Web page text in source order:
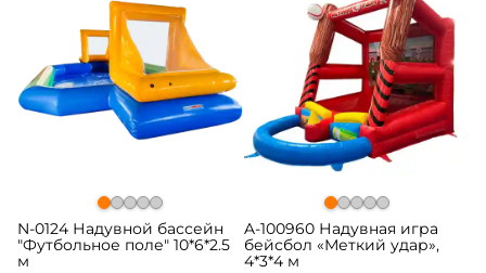
N-0124 Надувной бассейн
"Футбольное поле" 10*6*2.5
м
A-100960 Надувная игра
бейсбол «Меткий удар»,
4*3*4 м